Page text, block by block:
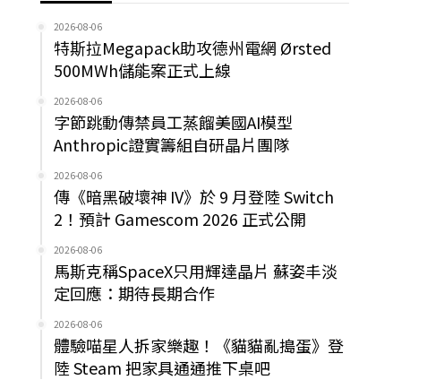
2026-08-06
特斯拉Megapack助攻德州電網 Ørsted
500MWh儲能案正式上線
2026-08-06
字節跳動傳禁員工蒸餾美國AI模型
Anthropic證實籌組自研晶片團隊
2026-08-06
傳《暗黑破壞神 IV》於 9 月登陸 Switch
2！預計 Gamescom 2026 正式公開
2026-08-06
馬斯克稱SpaceX只用輝達晶片 蘇姿丰淡
定回應：期待長期合作
2026-08-06
體驗喵星人拆家樂趣！《貓貓亂搗蛋》登
陸 Steam 把家具通通推下桌吧